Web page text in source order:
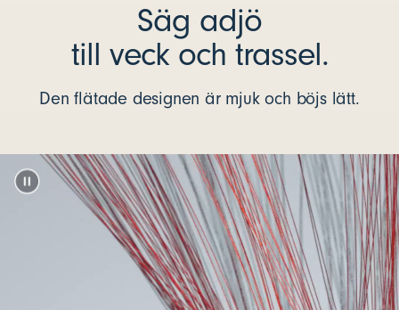
Säg adjö
till veck och trassel.
Den flätade designen är mjuk och böjs lätt.